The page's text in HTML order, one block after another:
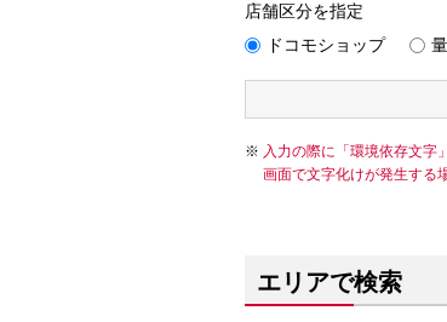
店舗区分を指定
ドコモショップ
入力の際に「環境依存文字
画面で文字化けが発生する
エリアで検索